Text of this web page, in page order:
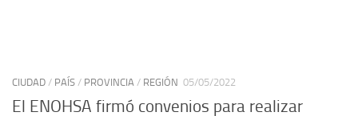
CIUDAD / PAÍS / PROVINCIA / REGIÓN 05/05/2022
El ENOHSA firmó convenios para realizar